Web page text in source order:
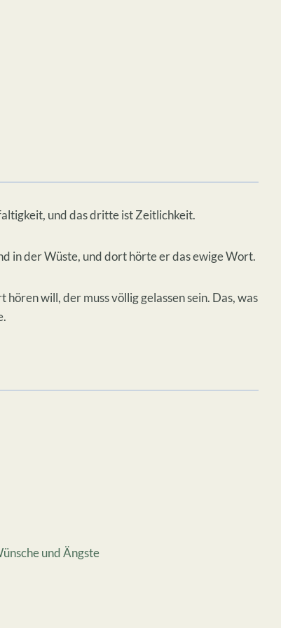
und das dritte ist Zeitlichkeit.
in der Wüste, und dort hörte er das ewige Wort.
will, der muss völlig gelassen sein. Das, was